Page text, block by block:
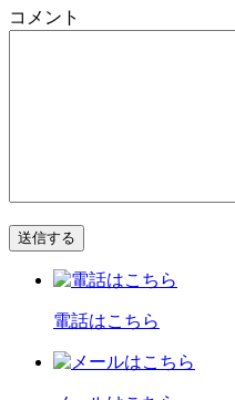
コメント
電話はこちら